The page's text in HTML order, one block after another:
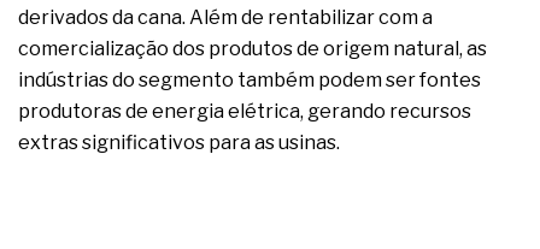
derivados da cana. Além de rentabilizar com a
comercialização dos produtos de origem natural, as
indústrias do segmento também podem ser fontes
produtoras de energia elétrica, gerando recursos
extras significativos para as usinas.